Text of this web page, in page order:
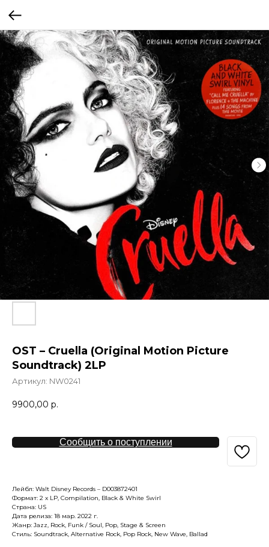
OST – Cruella (Original Motion Picture
Soundtrack) 2LP
Артикул: NW0241
9900,00 р.
Сообщить о поступлении
Лейбл: Walt Disney Records – D003872401
Формат: 2 x LP, Compilation, Black & White Swirl
Страна: US
Дата релиза: 18 мар. 2022 г.
Жанр: Jazz, Rock, Funk / Soul, Pop, Stage & Screen
Стиль: Soundtrack, Alternative Rock, Pop Rock, New Wave, Ballad